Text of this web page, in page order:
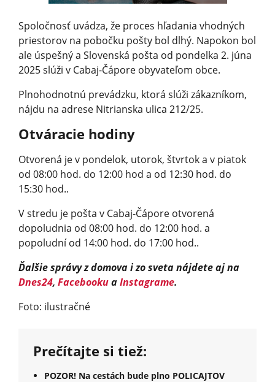
Spoločnosť uvádza, že proces hľadania vhodných
priestorov na pobočku pošty bol dlhý. Napokon bol
ale úspešný a Slovenská pošta od pondelka 2. júna
2025 slúži v Cabaj-Čápore obyvateľom obce.
Plnohodnotnú prevádzku, ktorá slúži zákazníkom,
nájdu na adrese Nitrianska ulica 212/25.
Otváracie hodiny
Otvorená je v pondelok, utorok, štvrtok a v piatok
od 08:00 hod. do 12:00 hod a od 12:30 hod. do
15:30 hod..
V stredu je pošta v Cabaj-Čápore otvorená
dopoludnia od 08:00 hod. do 12:00 hod. a
popoludní od 14:00 hod. do 17:00 hod..
Ďalšie správy z domova i zo sveta nájdete aj na
Dnes24, FacebookuaInstagrame.
Foto: ilustračné
Prečítajte si tiež:
POZOR! Na cestách bude plno POLICAJTOV